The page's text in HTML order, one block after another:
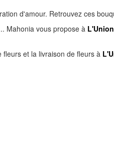
d'amour. Retrouvez ces
Mahonia vous propose à L'Union
et la livraison de fleurs à